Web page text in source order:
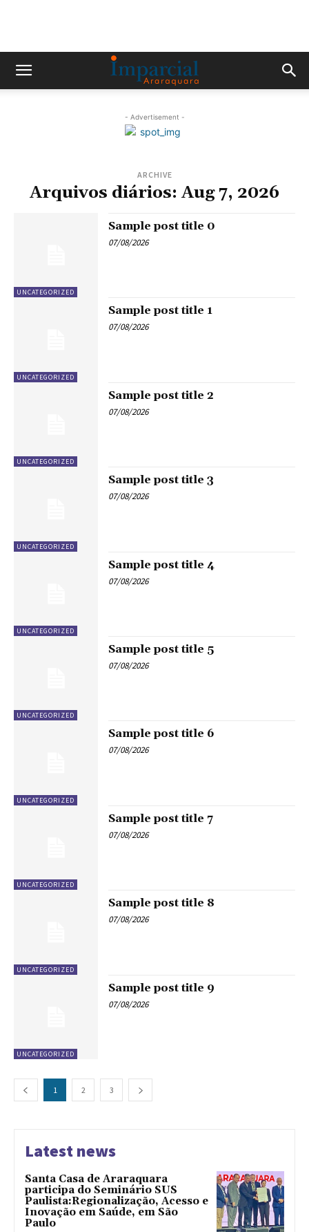
- Advertisement -
ARCHIVE
Arquivos diários: Aug 7, 2026
UNCATEGORIZED
Sample post title 0
07/08/2026
UNCATEGORIZED
Sample post title 1
07/08/2026
UNCATEGORIZED
Sample post title 2
07/08/2026
UNCATEGORIZED
Sample post title 3
07/08/2026
UNCATEGORIZED
Sample post title 4
07/08/2026
UNCATEGORIZED
Sample post title 5
07/08/2026
UNCATEGORIZED
Sample post title 6
07/08/2026
UNCATEGORIZED
Sample post title 7
07/08/2026
UNCATEGORIZED
Sample post title 8
07/08/2026
UNCATEGORIZED
Sample post title 9
07/08/2026
1 2 3
Latest news
Santa Casa de Araraquara
participa do Seminário SUS
Paulista:Regionalização, Acesso e
Inovação em Saúde, em São
Paulo